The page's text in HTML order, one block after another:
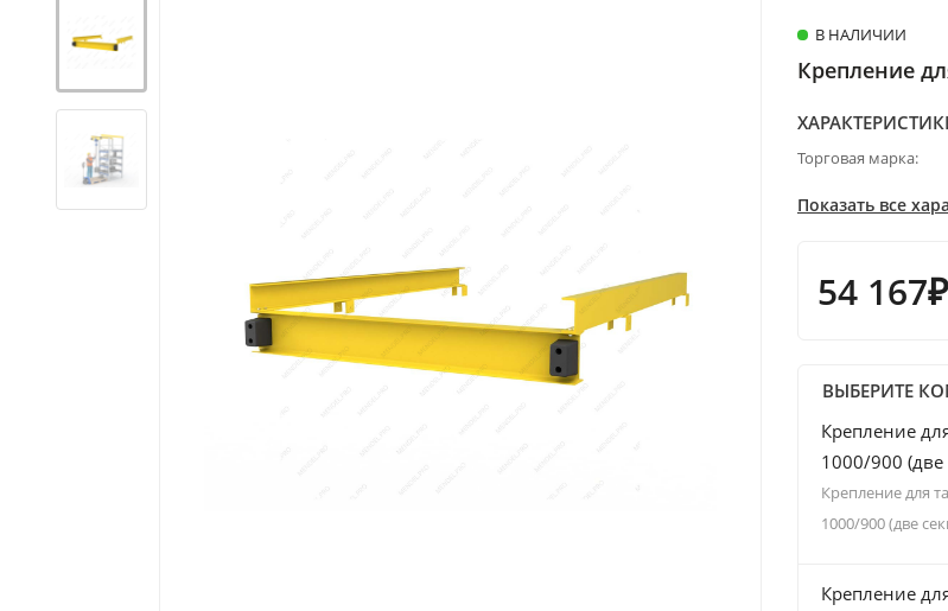
В НАЛИЧИИ
Крепление
Торговая марка:
Показать все
54 167₽
ВЫБЕРИТЕ
Крепление
1000/900 (две
Крепление для
1000/900 (две
Крепление